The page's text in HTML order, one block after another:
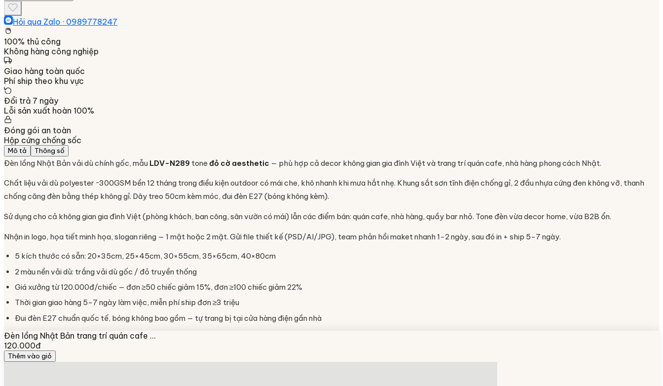
Hỏi qua Zalo · 0989778247
100% thủ công
Không hàng công nghiệp
Giao hàng toàn quốc
Phí ship theo khu vực
Đổi trả 7 ngày
Lỗi sản xuất hoàn 100%
Đóng gói an toàn
Hộp cứng chống sốc
Mô tả Thông số
Đèn lồng Nhật Bản vải dù chính gốc, mẫu LDV-N289 tone đỏ cờ aesthetic — phù hợp cả decor không gian gia đình Việt và trang trí quán cafe, nhà hàng phong cách Nhật.
Chất liệu vải dù polyester ~300GSM bền 12 tháng trong điều kiện outdoor có mái che, khô nhanh khi mưa hắt nhẹ. Khung sắt sơn tĩnh điện chống gỉ, 2 đầu nhựa cứng đen không vỡ, thanh
chống căng đèn bằng thép không gỉ. Dây treo 50cm kèm móc, đui đèn E27 (bóng không kèm).
Sử dụng cho cả không gian gia đình Việt (phòng khách, ban công, sân vườn có mái) lẫn các điểm bán: quán cafe, nhà hàng, quầy bar nhỏ. Tone đèn vừa decor home, vừa B2B ổn.
Nhận in logo, họa tiết minh họa, slogan riêng — 1 mặt hoặc 2 mặt. Gửi file thiết kế (PSD/AI/JPG), team phản hồi maket nhanh 1-2 ngày, sau đó in + ship 5-7 ngày.
5 kích thước có sẵn: 20×35cm, 25×45cm, 30×55cm, 35×65cm, 40×80cm
2 màu nền vải dù: trắng vải dù gốc / đỏ truyền thống
Giá xưởng từ 120.000đ/chiếc — đơn ≥50 chiếc giảm 15%, đơn ≥100 chiếc giảm 22%
Thời gian giao hàng 5-7 ngày làm việc, miễn phí ship đơn ≥3 triệu
Đui đèn E27 chuẩn quốc tế, bóng không bao gồm — tự trang bị tại cửa hàng điện gần nhà
Đèn lồng Nhật Bản trang trí quán cafe …
120.000đ
Thêm vào giỏ